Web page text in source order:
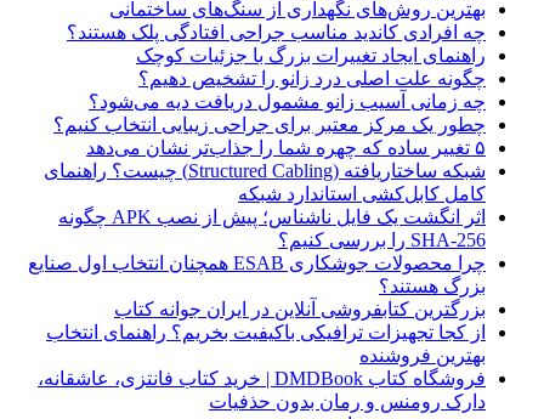
بهترین روش‌های نگهداری از سنگ‌های ساختمانی
چه افرادی کاندید مناسب جراحی افتادگی پلک هستند؟
راهنمای ایجاد تغییرات بزرگ با جزئیات کوچک
چگونه علت اصلی درد زانو را تشخیص دهیم؟
چه زمانی آسیب زانو مشمول دریافت دیه می‌شود؟
چطور یک مرکز معتبر برای جراحی زیبایی انتخاب کنیم؟
۵ تغییر ساده که چهره شما را جذاب‌تر نشان می‌دهد
شبکه ساختاریافته (Structured Cabling) چیست؟ راهنمای
کامل کابل‌کشی استاندارد شبکه
اثر انگشت یک فایل ناشناس؛ پیش از نصب APK چگونه
SHA-256 را بررسی کنیم؟
چرا محصولات جوشکاری ESAB همچنان انتخاب اول صنایع
بزرگ هستند؟
بزرگترین کتابفروشی آنلاین در ایران جوانه کتاب
از کجا تجهیزات ترافیکی باکیفیت بخریم؟ راهنمای انتخاب
بهترین فروشنده
فروشگاه کتاب DMDBook | خرید کتاب فانتزی، عاشقانه،
دارک رومنس و رمان بدون حذفیات